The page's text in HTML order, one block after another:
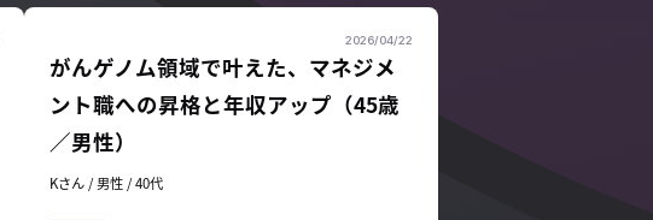
2026/04/22
がんゲノム領域で叶えた、マネジメ
ント職への昇格と年収アップ（45歳
／男性）
Kさん / 男性 / 40代